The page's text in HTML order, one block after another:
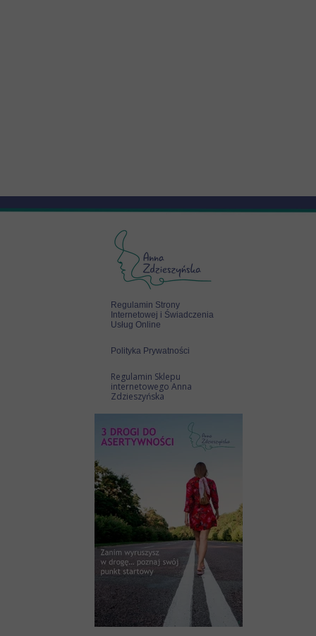
Polityka Prywatności
Regulamin Strony
Internetowej i Świadczenia
Usług Online
Regulamin Sklepu
internetowego Anna
Zdzieszyńska